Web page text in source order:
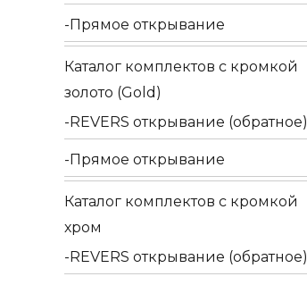
Прямое открывание
Каталог комплектов c кромкой
золото (Gold)
REVERS открывание (обратное)
Прямое открывание
Каталог комплектов c кромкой
хром
REVERS открывание (обратное)